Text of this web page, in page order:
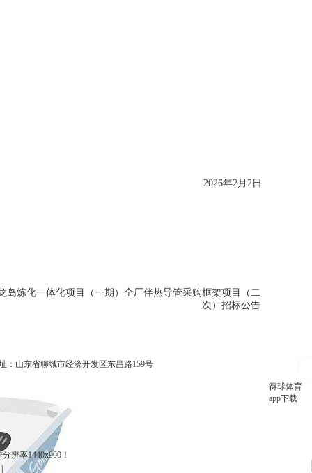
2026年2月 2 日
岛炼化一体化项目（一期）全厂伴热导管采购框架项目（二
次）招标公告
：山东省聊城市经济开发区东昌路159号
分辨率1440x900！
得球体育
app下载